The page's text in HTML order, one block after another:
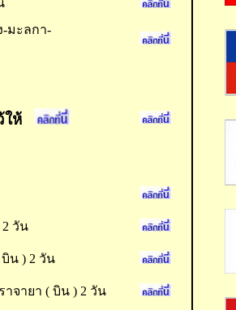
-มะลกา-
ให
วัน
น ) 2 วัน
จายา ( บิน ) 2 วัน